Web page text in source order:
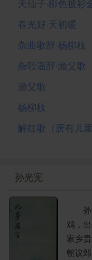
天仙子·柳色披衫
春光好·天初暖
杂曲歌辞·杨柳枝
杂歌谣辞·渔父歌
渔父歌
杨柳枝
解红歌（唐有儿
孙光宪
鸡，
家乡
朝议